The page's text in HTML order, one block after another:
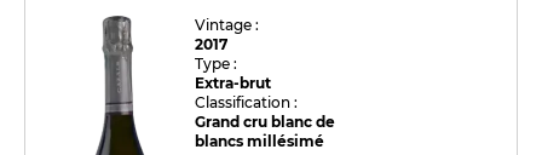
Vintage :
2017
Type :
Extra-brut
Classification :
Grand cru blanc de
blancs millésimé